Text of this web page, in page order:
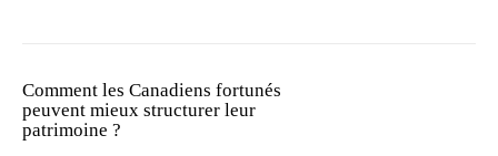
Comment les Canadiens fortunés
peuvent mieux structurer leur
patrimoine ?